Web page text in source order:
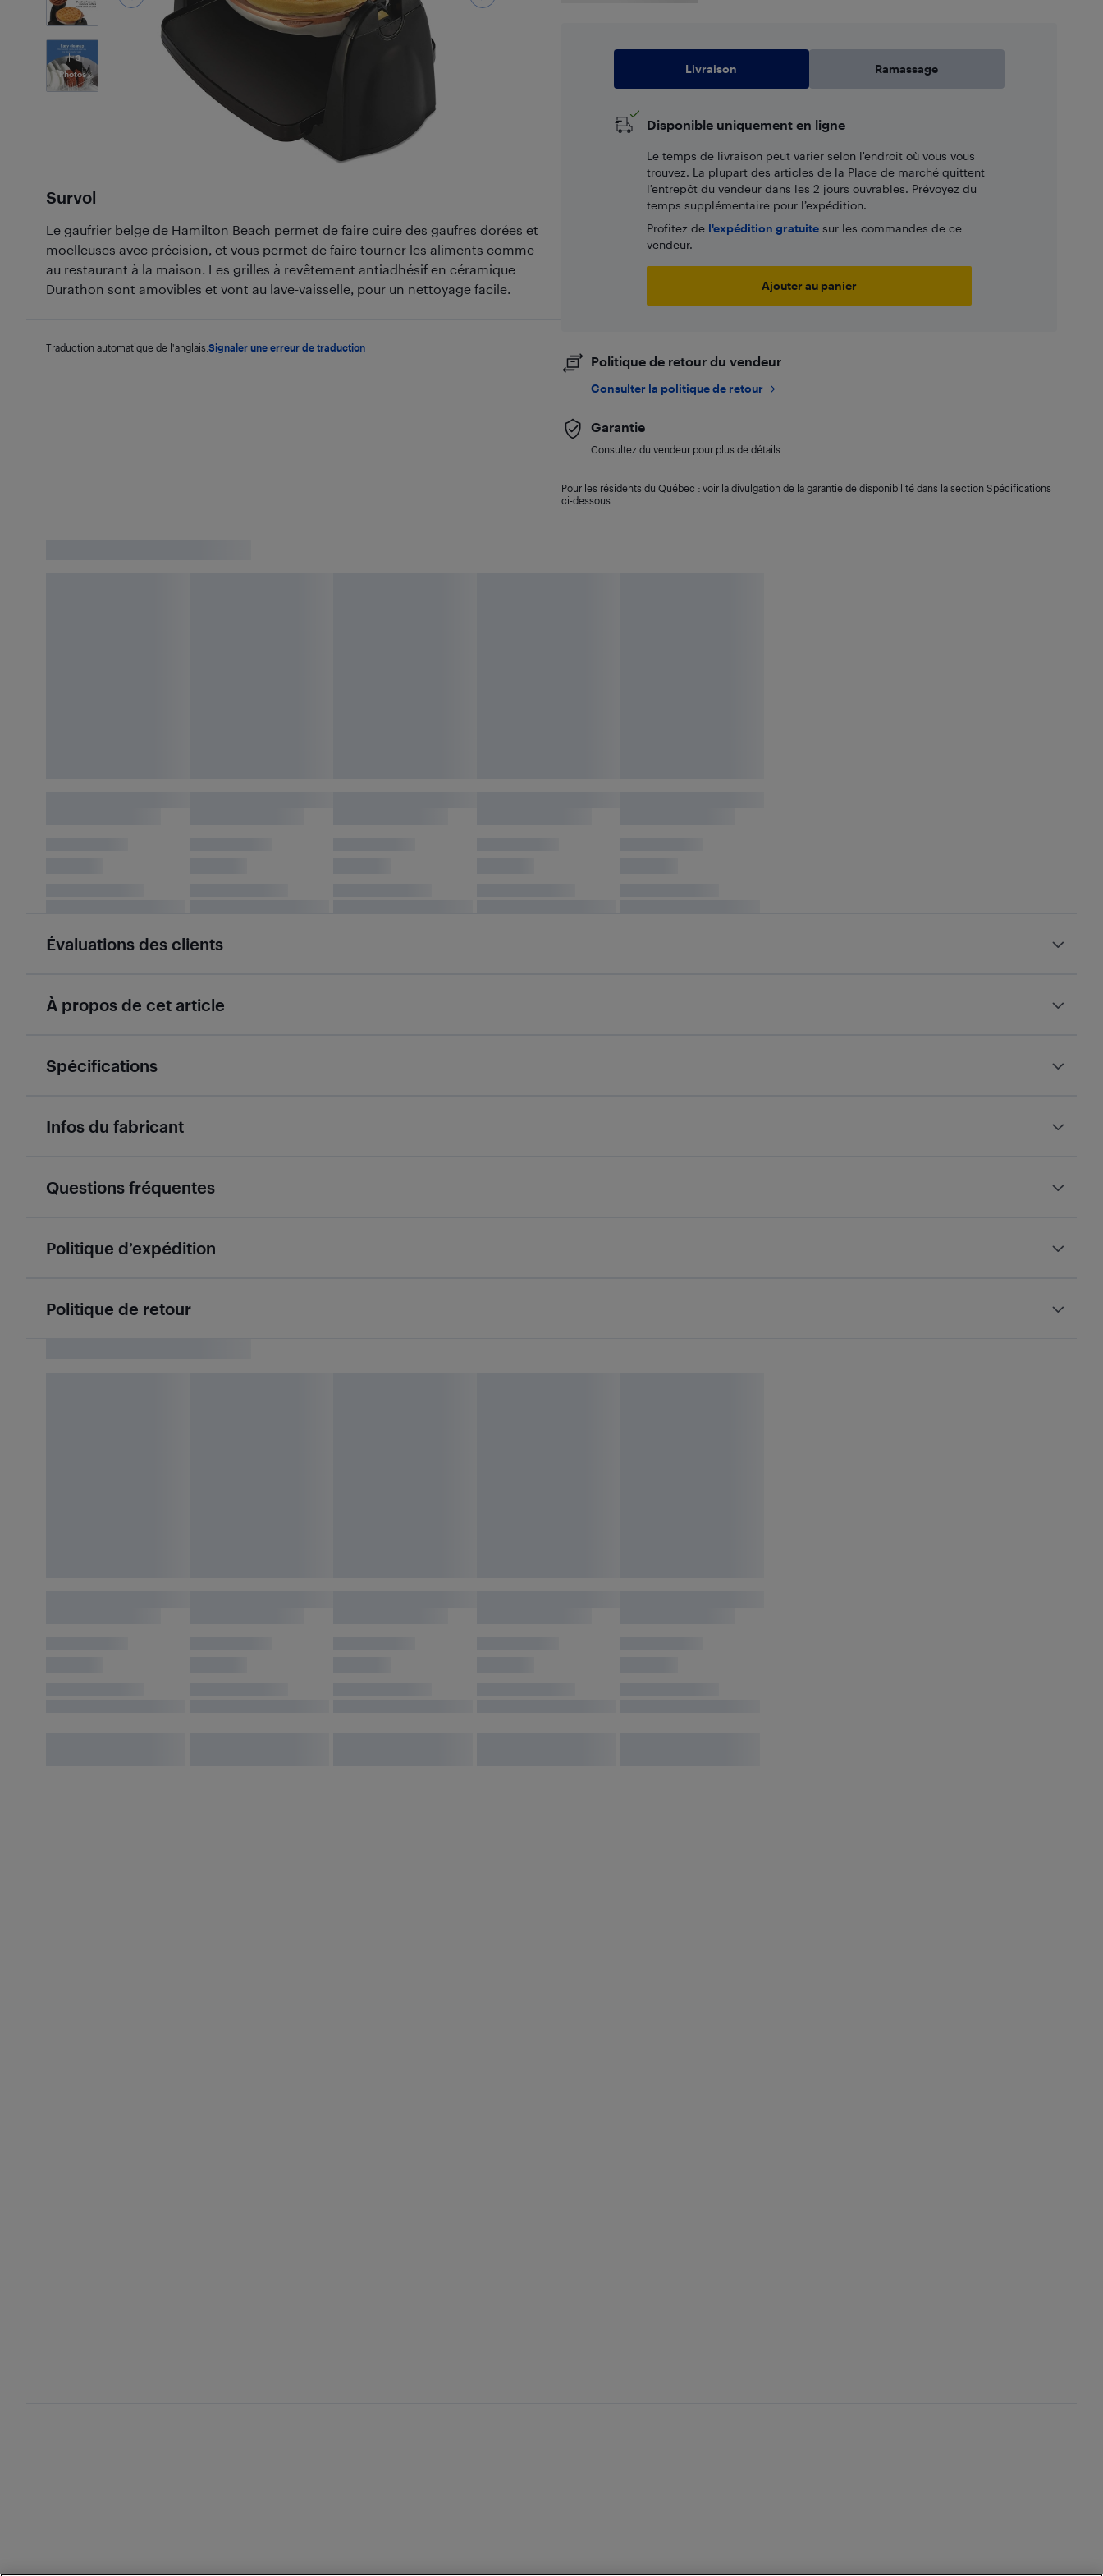
3
Photos
Survol
Le gaufrier belge de Hamilton Beach permet de faire cuire des gaufres dorées et
moelleuses avec précision, et vous permet de faire tourner les aliments comme
au restaurant à la maison. Les grilles à revêtement antiadhésif en céramique
Durathon sont amovibles et vont au lave-vaisselle, pour un nettoyage facile.
Traduction automatique de l'anglais. Signaler une erreur de traduction
Livraison Ramassage
Disponible uniquement en ligne
Le temps de livraison peut varier selon l'endroit où vous vous
trouvez. La plupart des articles de la Place de marché quittent
l’entrepôt du vendeur dans les 2 jours ouvrables. Prévoyez du
temps supplémentaire pour l’expédition.
Profitez de l'expédition gratuitesur les commandes de ce
vendeur.
Ajouter au panier
Politique de retour du vendeur
Consulter la politique de retour
Garantie
Consultez du vendeur pour plus de détails.
Pour les résidents du Québec : voir la divulgation de la garantie de disponibilité dans la section Spécifications
ci-dessous.
Évaluations des clients
À propos de cet article
Spécifications
Infos du fabricant
Questions fréquentes
Politique d’expédition
Politique de retour